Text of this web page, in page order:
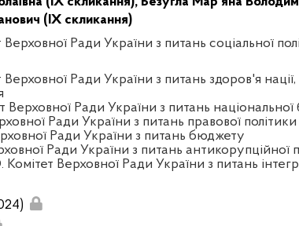
(IX скликання)
Ради України з питань соціальної
Ради України з питань здоров'я
Верховної Ради України з питань
Ради України з питань правової політики
Ради України з питань бюджету
Ради України з питань антикорупційної
Верховної Ради України з питань